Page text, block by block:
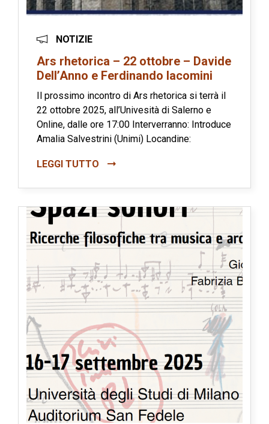
NOTIZIE
Ars rhetorica – 22 ottobre – Davide
Dell’Anno e Ferdinando Iacomini
Il prossimo incontro di Ars rhetorica si terrà il
22 ottobre 2025, all’Univesità di Salerno e
Online, dalle ore 17:00 Interverranno: Introduce
Amalia Salvestrini (Unimi) Locandine:
LEGGI TUTTO